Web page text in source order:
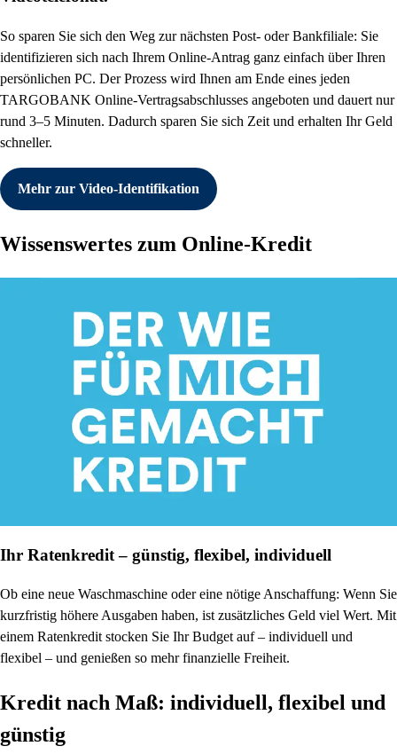
So sparen Sie sich den Weg zur nächsten Post- oder Bankfiliale: Sie
identifizieren sich nach Ihrem Online-Antrag ganz einfach über Ihren
persönlichen PC. Der Prozess wird Ihnen am Ende eines jeden
TARGOBANK Online-Vertragsabschlusses angeboten und dauert nur
rund 3–5 Minuten. Dadurch sparen Sie sich Zeit und erhalten Ihr Geld
schneller.
Mehr zur Video-Identifikation
Wissenswertes zum Online-Kredit
Ihr Ratenkredit – günstig, flexibel, individuell
Ob eine neue Waschmaschine oder eine nötige Anschaffung: Wenn Sie
kurzfristig höhere Ausgaben haben, ist zusätzliches Geld viel Wert. Mit
einem Ratenkredit stocken Sie Ihr Budget auf – individuell und
flexibel – und genießen so mehr finanzielle Freiheit.
Kredit nach Maß: individuell, flexibel und
günstig